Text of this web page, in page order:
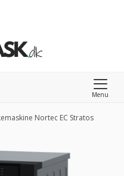
Menu
Nortec EC Stratos